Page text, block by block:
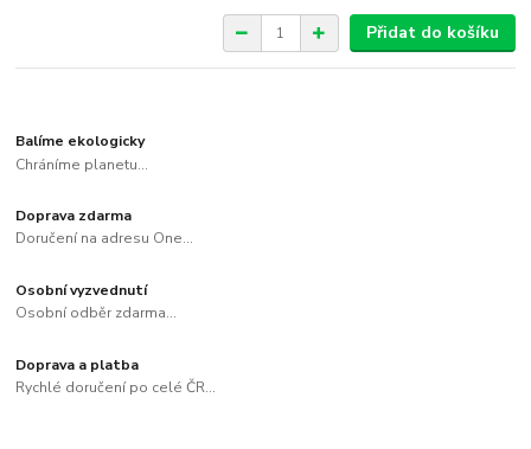
Přidat do košíku
Balíme ekologicky
Chráníme planetu...
Doprava zdarma
Doručení na adresu One...
Osobní vyzvednutí
Osobní odběr zdarma...
Doprava a platba
Rychlé doručení po celé ČR...